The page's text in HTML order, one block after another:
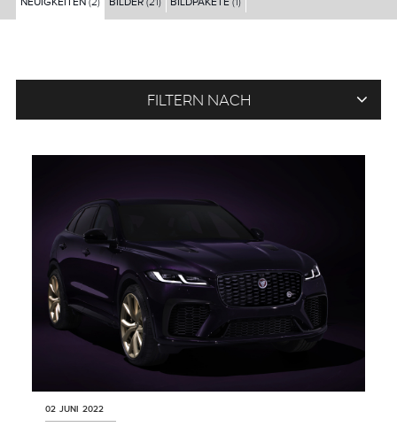
FILTERN NACH
02 JUNI 2022